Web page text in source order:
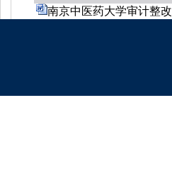
南京中医药大学审计整